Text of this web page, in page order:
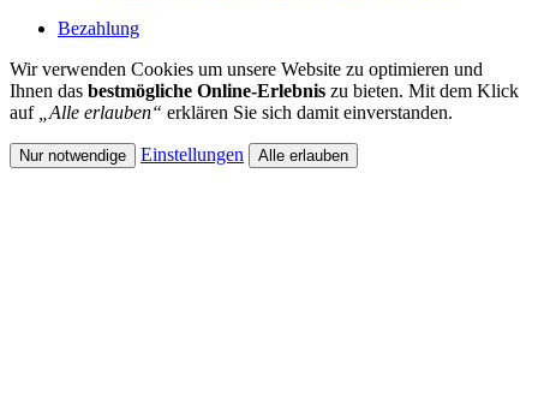
Bezahlung
Wir verwenden Cookies um unsere Website zu optimieren und
Ihnen das bestmögliche Online-Erlebnis zu bieten. Mit dem Klick
auf
„Alle erlauben“ erklären Sie sich damit einverstanden.
Nur notwendige Einstellungen Alle erlauben